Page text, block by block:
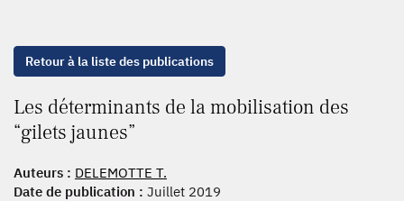
Retour à la liste des publications
Les déterminants de la mobilisation des
“gilets jaunes”
Auteurs : DELEMOTTE T.
Date de publication : Juillet 2019